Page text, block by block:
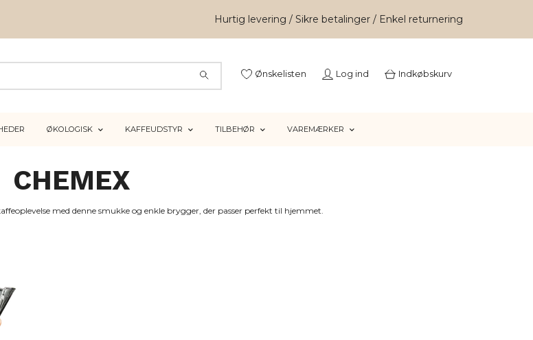
Hurtig levering / Sikre betalinger / Enkel returnering
Ønskelisten Log ind Indkøbskurv
ØKOLOGISK KAFFEUDSTYR TILBEHØR VAREMÆRKER
CHEMEX
med denne smukke og enkle brygger, der passer perfekt til hjemmet.